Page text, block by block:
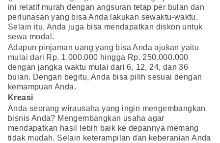
ini relatif murah dengan angsuran tetap per bulan dan
perlunasan yang bisa Anda lakukan sewaktu-waktu.
Selain itu, Anda juga bisa mendapatkan diskon untuk
sewa modal.
Adapun pinjaman uang yang bisa Anda ajukan yaitu
mulai dari Rp. 1.000.000 hingga Rp. 250.000.000
dengan jangka waktu mulai dari 6, 12, 24, dan 36
bulan. Dengan begitu, Anda bisa pilih sesuai dengan
kemampuan Anda.
Kreasi
Anda seorang wirausaha yang ingin mengembangkan
bisnis Anda? Mengembangkan usaha agar
mendapatkan hasil lebih baik ke depannya memang
tidak mudah. Selain keterampilan dan keberanian Anda